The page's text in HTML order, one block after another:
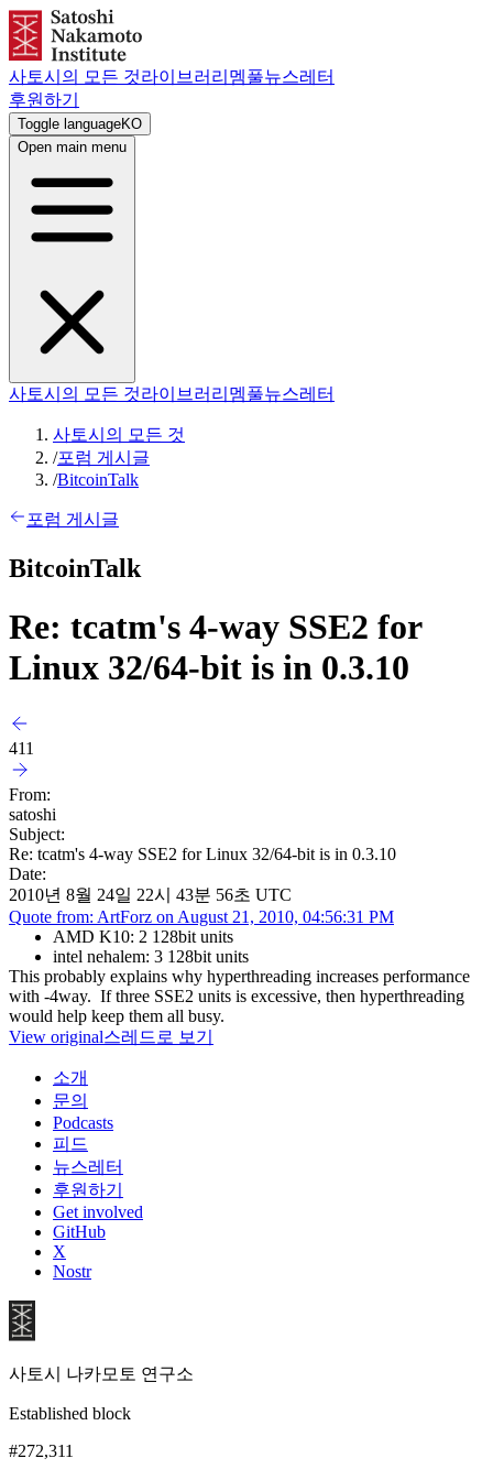
사토시의 모든 것라이브러리 멤풀뉴스레터
후원하기
Toggle languageKO
Open main menu
사토시의 모든 것라이브러리 멤풀뉴스레터
사토시의 모든 것
/포럼 게시글
/BitcoinTalk
포럼 게시글
BitcoinTalk
Re: tcatm's 4-way SSE2 for
Linux 32/64-bit is in 0.3.10
411
From:
satoshi
Subject:
Re: tcatm's 4-way SSE2 for Linux 32/64-bit is in 0.3.10
Date:
2010년 8월 24일 22시 43분 56초 UTC
Quote from: ArtForz on August 21, 2010, 04:56:31 PM
AMD K10: 2 128bit units
intel nehalem: 3 128bit units
This probably explains why hyperthreading increases performance
with -4way. If three SSE2 units is excessive, then hyperthreading
would help keep them all busy.
View original스레드로 보기
소개
문의
Podcasts
피드
뉴스레터
후원하기
Get involved
GitHub
X
Nostr
사토시 나카모토 연구소
Established block
#272,311